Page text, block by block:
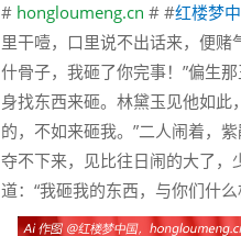
# hongloumeng.cn # #红楼梦
里干噎，口里说不出话来，便赌
什骨子，我砸了你完事！”偏生
身找东西来砸。林黛玉见他如此
的，不如来砸我。”二人闹着，
夺不下来，见比往日闹的大了
道：“我砸我的东西，与你们什么